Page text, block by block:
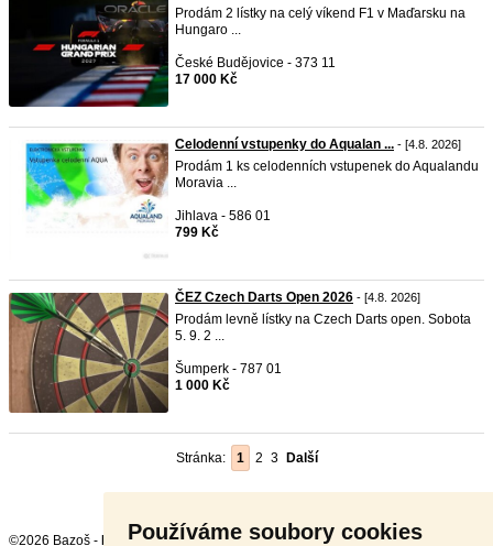
Používáme soubory cookies
Prodám 2 lístky na celý víkend F1 v Maďarsku na
Hungaro ...
České Budějovice - 373 11
17 000 Kč
Celodenní vstupenky do Aqualan ... - [4.8. 2026]
Prodám 1 ks celodenních vstupenek do Aqualandu
Moravia ...
Jihlava - 586 01
799 Kč
ČEZ Czech Darts Open 2026 - [4.8. 2026]
Prodám levně lístky na Czech Darts open. Sobota
5. 9. 2 ...
Šumperk - 787 01
1 000 Kč
Stránka: 1 2 3 Další
©2026 Bazoš - Inzerce, Bazar Sport